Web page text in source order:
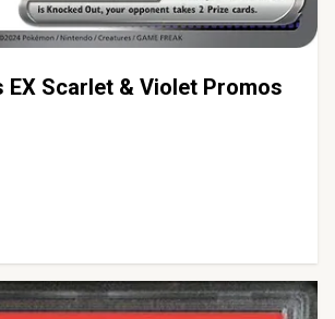
EX Scarlet & Violet Promos